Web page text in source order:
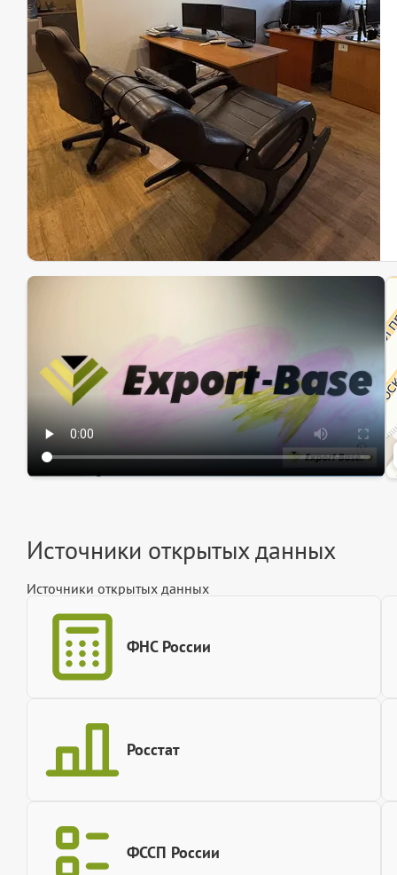
Источники открытых данных
Источники открытых данных
ФНС России
Росстат
ФССП России